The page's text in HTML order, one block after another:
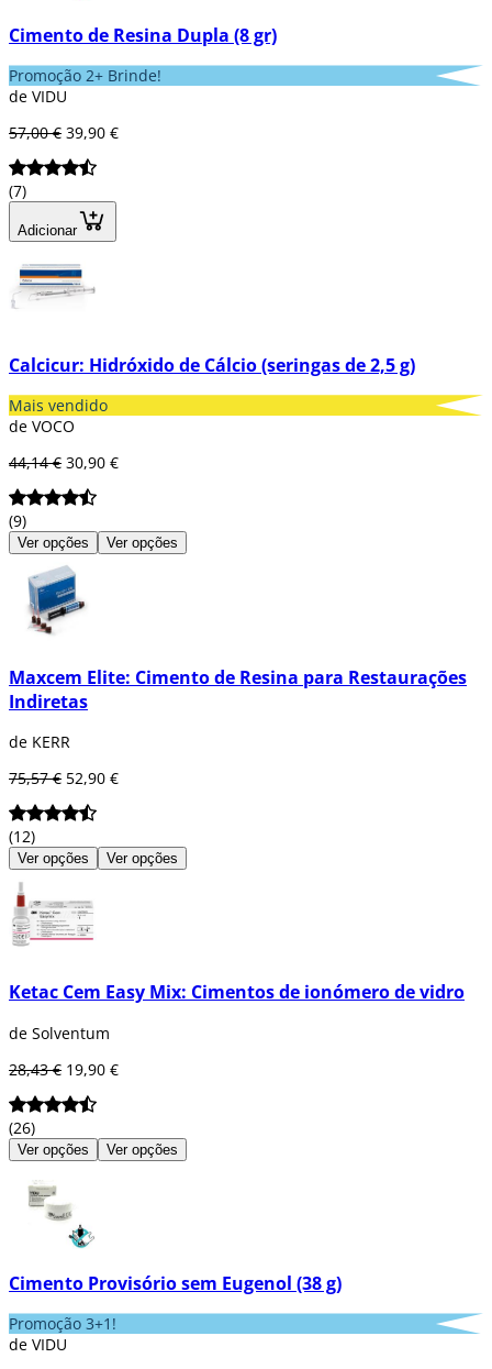
Cimento de Resina Dupla (8 gr)
Promoção 2+ Brinde!
de VIDU
57,00 € 39,90 €
(7)
Adicionar
Calcicur: Hidróxido de Cálcio (seringas de 2,5 g)
Mais vendido
de VOCO
44,14 € 30,90 €
(9)
Ver opções Ver opções
Maxcem Elite: Cimento de Resina para Restaurações
Indiretas
de KERR
75,57 € 52,90 €
(12)
Ver opções Ver opções
Ketac Cem Easy Mix: Cimentos de ionómero de vidro
de Solventum
28,43 € 19,90 €
(26)
Ver opções Ver opções
Cimento Provisório sem Eugenol (38 g)
Promoção 3+1!
de VIDU